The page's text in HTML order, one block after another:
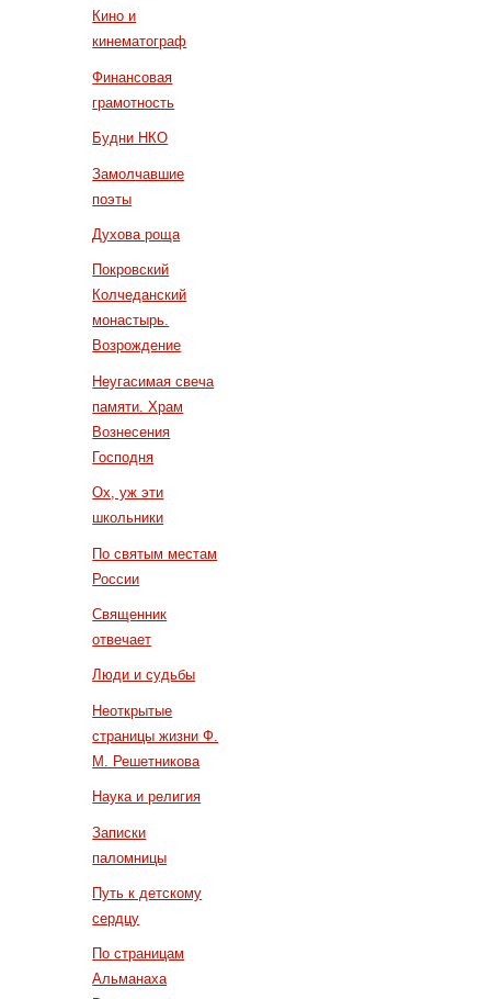
Кино и
кинематограф
Финансовая
грамотность
Будни НКО
Замолчавшие
поэты
Духова роща
Покровский
Колчеданский
монастырь.
Возрождение
Неугасимая свеча
памяти. Храм
Вознесения
Господня
Ох, уж эти
школьники
По святым местам
России
Священник
отвечает
Люди и судьбы
Неоткрытые
страницы жизни Ф.
М. Решетникова
Наука и религия
Записки
паломницы
Путь к детскому
сердцу
По страницам
Альманаха